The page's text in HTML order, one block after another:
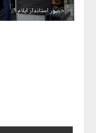
حضور استاندار ایلام